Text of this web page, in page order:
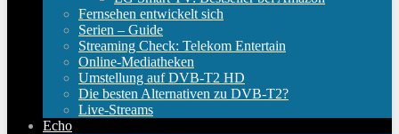
Fernsehen entwickelt sich
Serien – Guide
Streaming Check: Telekom Entertain
Online-Mediatheken
Umstellung auf DVB-T2 HD
Die besten Alternativen zu DVB-T2?
Live-Streams
Echo